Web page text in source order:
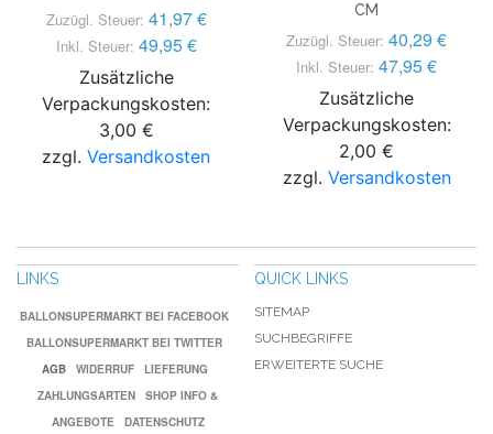
Zuzügl. Steuer: 41,97 €
Inkl. Steuer: 49,95 €
Zusätzliche
Verpackungskosten:
3,00 €
zzgl.Versandkosten
CM
Zuzügl. Steuer: 40,29 €
Inkl. Steuer: 47,95 €
Zusätzliche
Verpackungskosten:
2,00 €
zzgl. Versandkosten
LINKS
BALLONSUPERMARKT BEI FACEBOOK
BALLONSUPERMARKT BEI TWITTER
AGB
WIDERRUF
LIEFERUNG
ZAHLUNGSARTEN
SHOP INFO &
ANGEBOTE
DATENSCHUTZ
QUICK LINKS
SITEMAP
SUCHBEGRIFFE
ERWEITERTE SUCHE